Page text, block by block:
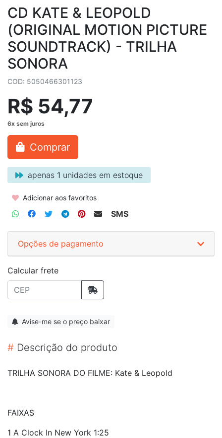
CD KATE & LEOPOLD
(ORIGINAL MOTION PICTURE
SOUNDTRACK) - TRILHA
SONORA
COD: 5050466301123
R$ 54,77
Comprar
apenas 1 unidades em estoque
Adicionar aos favoritos
SMS
Opções de pagamento
Calcular frete
Avise-me se o preço baixar
# Descrição do produto
TRILHA SONORA DO FILME: Kate & Leopold
FAIXAS
1 A Clock In New York 1:25